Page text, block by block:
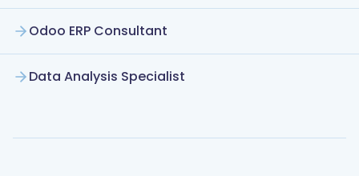
Odoo ERP Consultant
Data Analysis Specialist